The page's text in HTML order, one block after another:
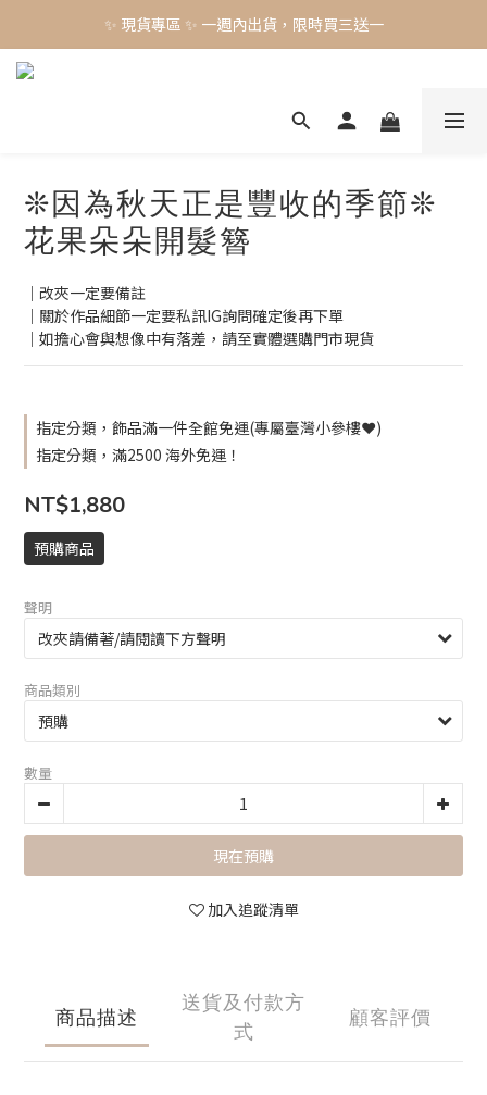
✨ 現貨專區 ✨ 一週內出貨，限時買三送一
✨ 現貨專區 ✨ 一週內出貨，限時買三送一
✨ 現貨專區 ✨ 一週內出貨，限時買三送一
❊因為秋天正是豐收的季節❊
花果朵朵開髮簪
｜改夾一定要備註
｜關於作品細節一定要私訊IG詢問確定後再下單
｜如擔心會與想像中有落差，請至實體選購門市現貨
指定分類，飾品滿一件全館免運(專屬臺灣小參樓❤️)
指定分類，滿2500 海外免運！
NT$1,880
預購商品
聲明
商品類別
數量
現在預購
加入追蹤清單
商品描述
送貨及付款方
式
顧客評價